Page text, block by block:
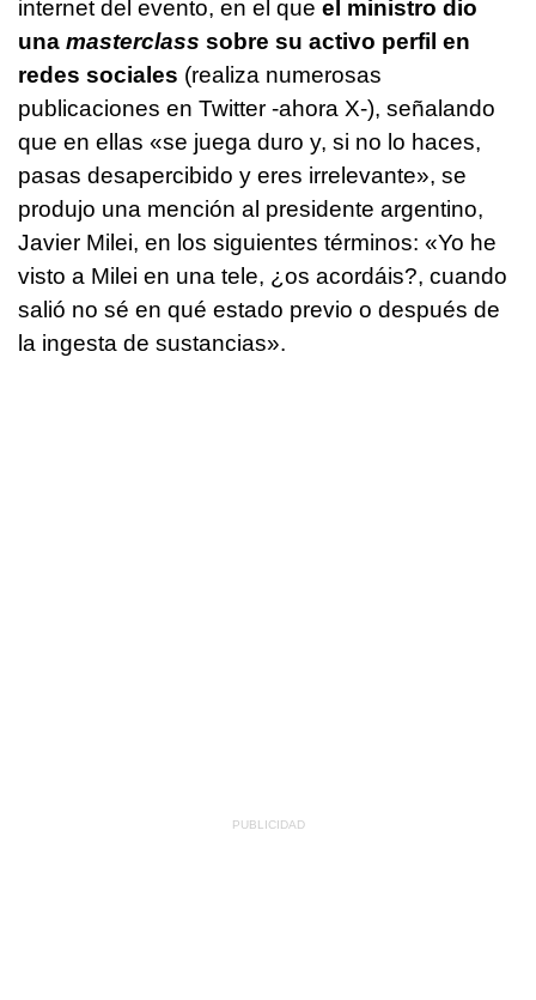
internet del evento, en el que el ministro dio
una masterclass sobre su activo perfil en
redes sociales (realiza numerosas
publicaciones en Twitter -ahora X-), señalando
que en ellas «se juega duro y, si no lo haces,
pasas desapercibido y eres irrelevante», se
produjo una mención al presidente argentino,
Javier Milei, en los siguientes términos: «Yo he
visto a Milei en una tele, ¿os acordáis?, cuando
salió no sé en qué estado previo o después de
la ingesta de sustancias».